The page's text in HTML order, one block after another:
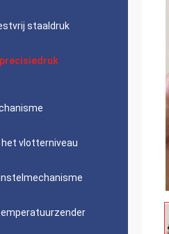
staaldruk
precisiedruk
het vlotterniveau